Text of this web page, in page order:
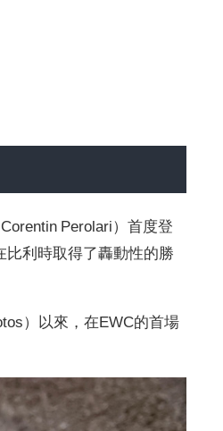
Perolari）首度登
比利時取得了轟動性的勝
）以來，在EWC的首場